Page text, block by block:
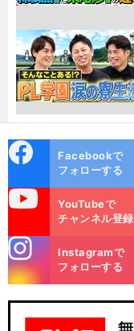
ok
Facebookで
フォローする
YouTubeで
チャンネル登録
m
Instagramで
フォローする